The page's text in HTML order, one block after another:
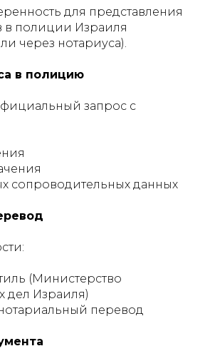
для представления
в полиции Израиля
через нотариуса).
в полицию
запрос с
сопроводительных данных
(Министерство
дел Израиля)
перевод